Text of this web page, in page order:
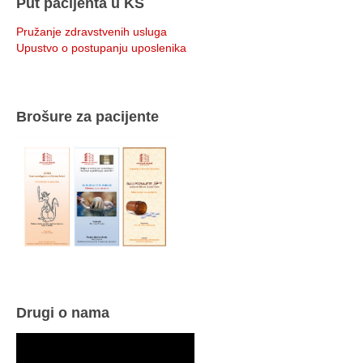
Pružanje zdravstvenih usluga
Upustvo o postupanju uposlenika
Brošure za pacijente
Drugi o nama